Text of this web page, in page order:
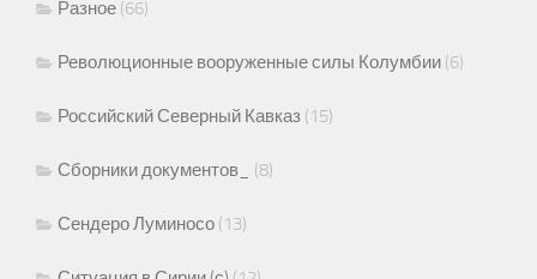
Разное (66)
Революционные вооруженные силы Колумбии (6)
Российский Северный Кавказ (15)
Сборники документов_ (8)
Сендеро Луминосо (13)